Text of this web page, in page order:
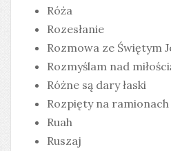
Róża
Rozesłanie
Rozmowa ze Świętym
Rozmyślam nad
Różne są dary łaski
Rozpięty na ramionach
Ruah
Ruszaj